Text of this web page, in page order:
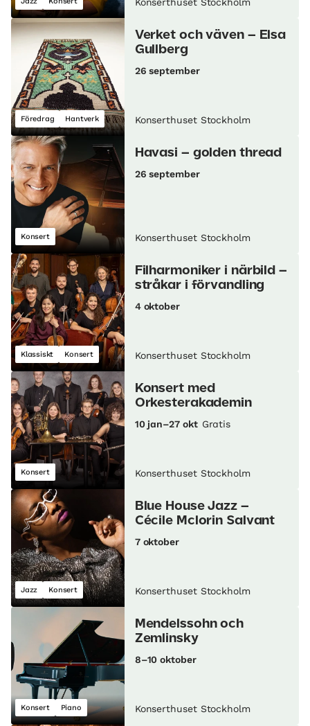
Föredrag Hantverk
Verket och väven – Elsa
Gullberg
26 september
Konserthuset Stockholm
Konsert
Havasi – golden thread
26 september
Konserthuset Stockholm
Klassiskt Konsert
Filharmoniker i närbild –
stråkar i förvandling
4 oktober
Konserthuset Stockholm
Konsert
Konsert med
Orkesterakademin
10 jan–27 okt Gratis
Konserthuset Stockholm
Jazz Konsert
Blue House Jazz –
Cécile Mclorin Salvant
7 oktober
Konserthuset Stockholm
Konsert Piano
Mendelssohn och
Zemlinsky
8–10 oktober
Konserthuset Stockholm